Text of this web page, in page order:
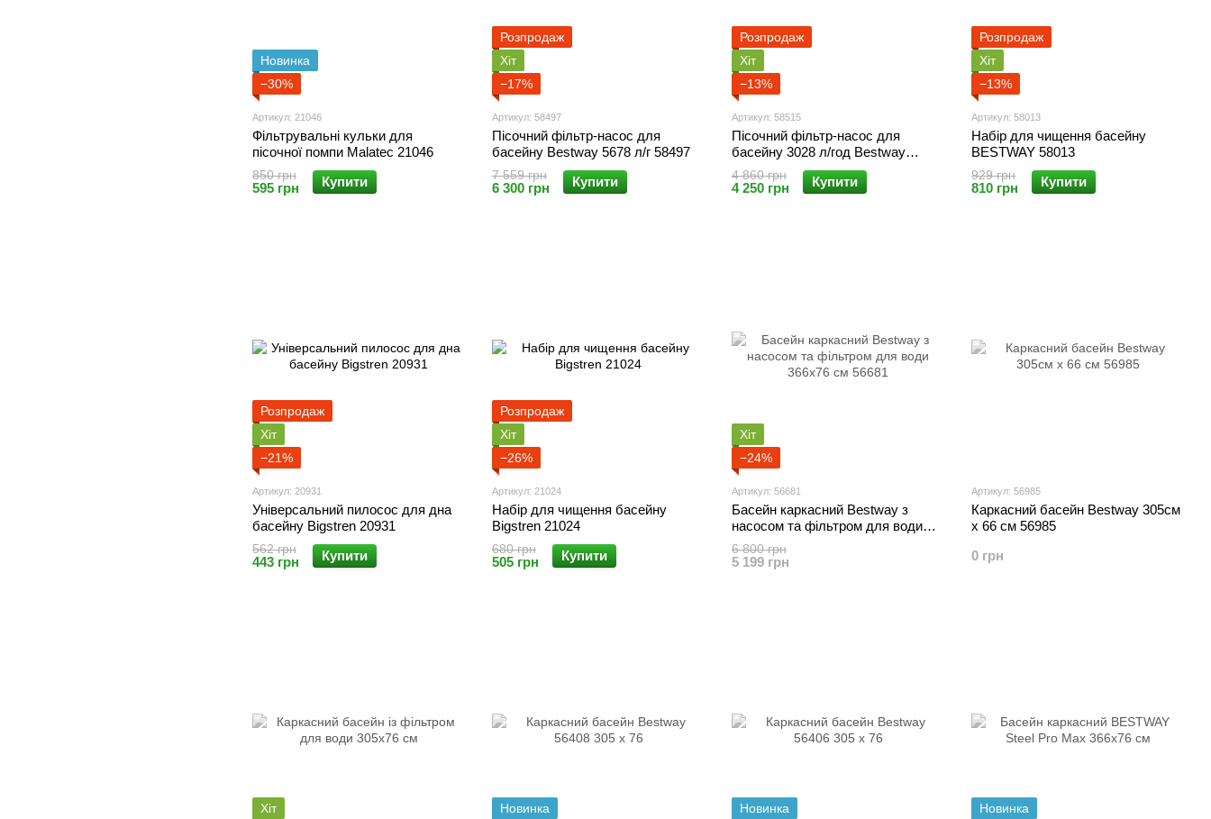
Новинка
−30%
Артикул: 21046
Фільтрувальні кульки для
пісочної помпи Malatec 21046
850 грн
595 грн Купити
Розпродаж
Хіт
−17%
Артикул: 58497
Пісочний фільтр-насос для
басейну Bestway 5678 л/г 58497
7 559 грн
6 300 грн Купити
Розпродаж
Хіт
−13%
Артикул: 58515
Пісочний фільтр-насос для
басейну 3028 л/год Bestway
58515
4 860 грн
4 250 грн Купити
Розпродаж
Хіт
−13%
Артикул: 58013
Набір для чищення басейну
BESTWAY 58013
929 грн
810 грн Купити
Розпродаж
Хіт
−21%
Артикул: 20931
Універсальний пилосос для дна
басейну Bigstren 20931
562 грн
443 грн Купити
Розпродаж
Хіт
−26%
Артикул: 21024
Набір для чищення басейну
Bigstren 21024
680 грн
505 грн Купити
Хіт
−24%
Артикул: 56681
Басейн каркасний Bestway з
насосом та фільтром для води
366х76 см 56681
6 800 грн
5 199 грн
Артикул: 56985
Каркасний басейн Bestway 305см
х 66 см 56985
0 грн
Хіт
Новинка
Новинка
Новинка